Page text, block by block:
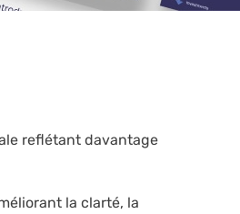
reflétant davantage
la clarté, la